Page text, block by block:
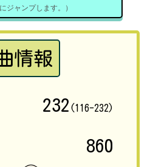
ジャンプします。）
情報
232 (116-232)
860